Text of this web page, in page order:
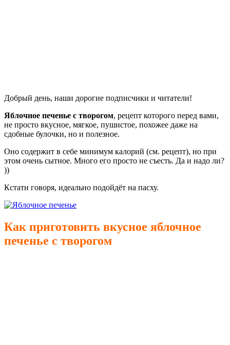
Добрый день, наши дорогие подписчики и читатели!
Яблочное печенье с творогом, рецепт которого перед вами,
не просто вкусное, мягкое, пушистое, похожее даже на
сдобные булочки, но и полезное.
Оно содержит в себе минимум калорий (см. рецепт), но при
этом очень сытное. Много его просто не съесть. Да и надо ли?
))
Кстати говоря, идеально подойдёт на пасху.
Как приготовить вкусное яблочное
печенье с творогом